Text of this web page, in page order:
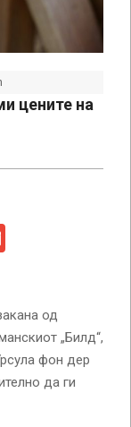
цените на
од
„Билд“,
фон дер
да ги